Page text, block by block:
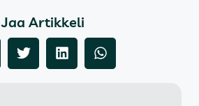
Jaa Artikkeli